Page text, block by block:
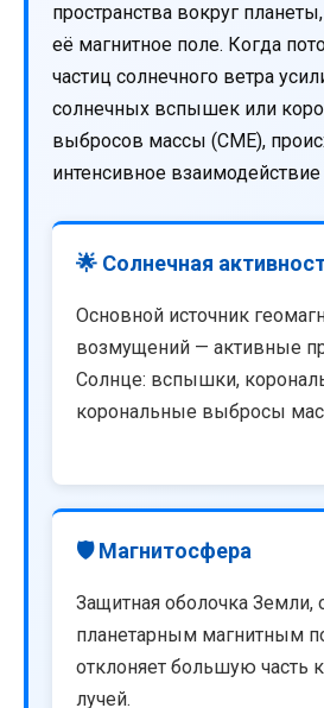
пространства вокруг
её магнитное поле. Когда
частиц солнечного ветра
солнечных вспышек или
выбросов массы (CME),
интенсивное
🌟 Солнечная
Основной источник
возмущений — активные
Солнце: вспышки,
корональные выбросы
🛡️ Магнитосфера
Защитная оболочка Земли,
планетарным магнитным
отклоняет большую часть
лучей.